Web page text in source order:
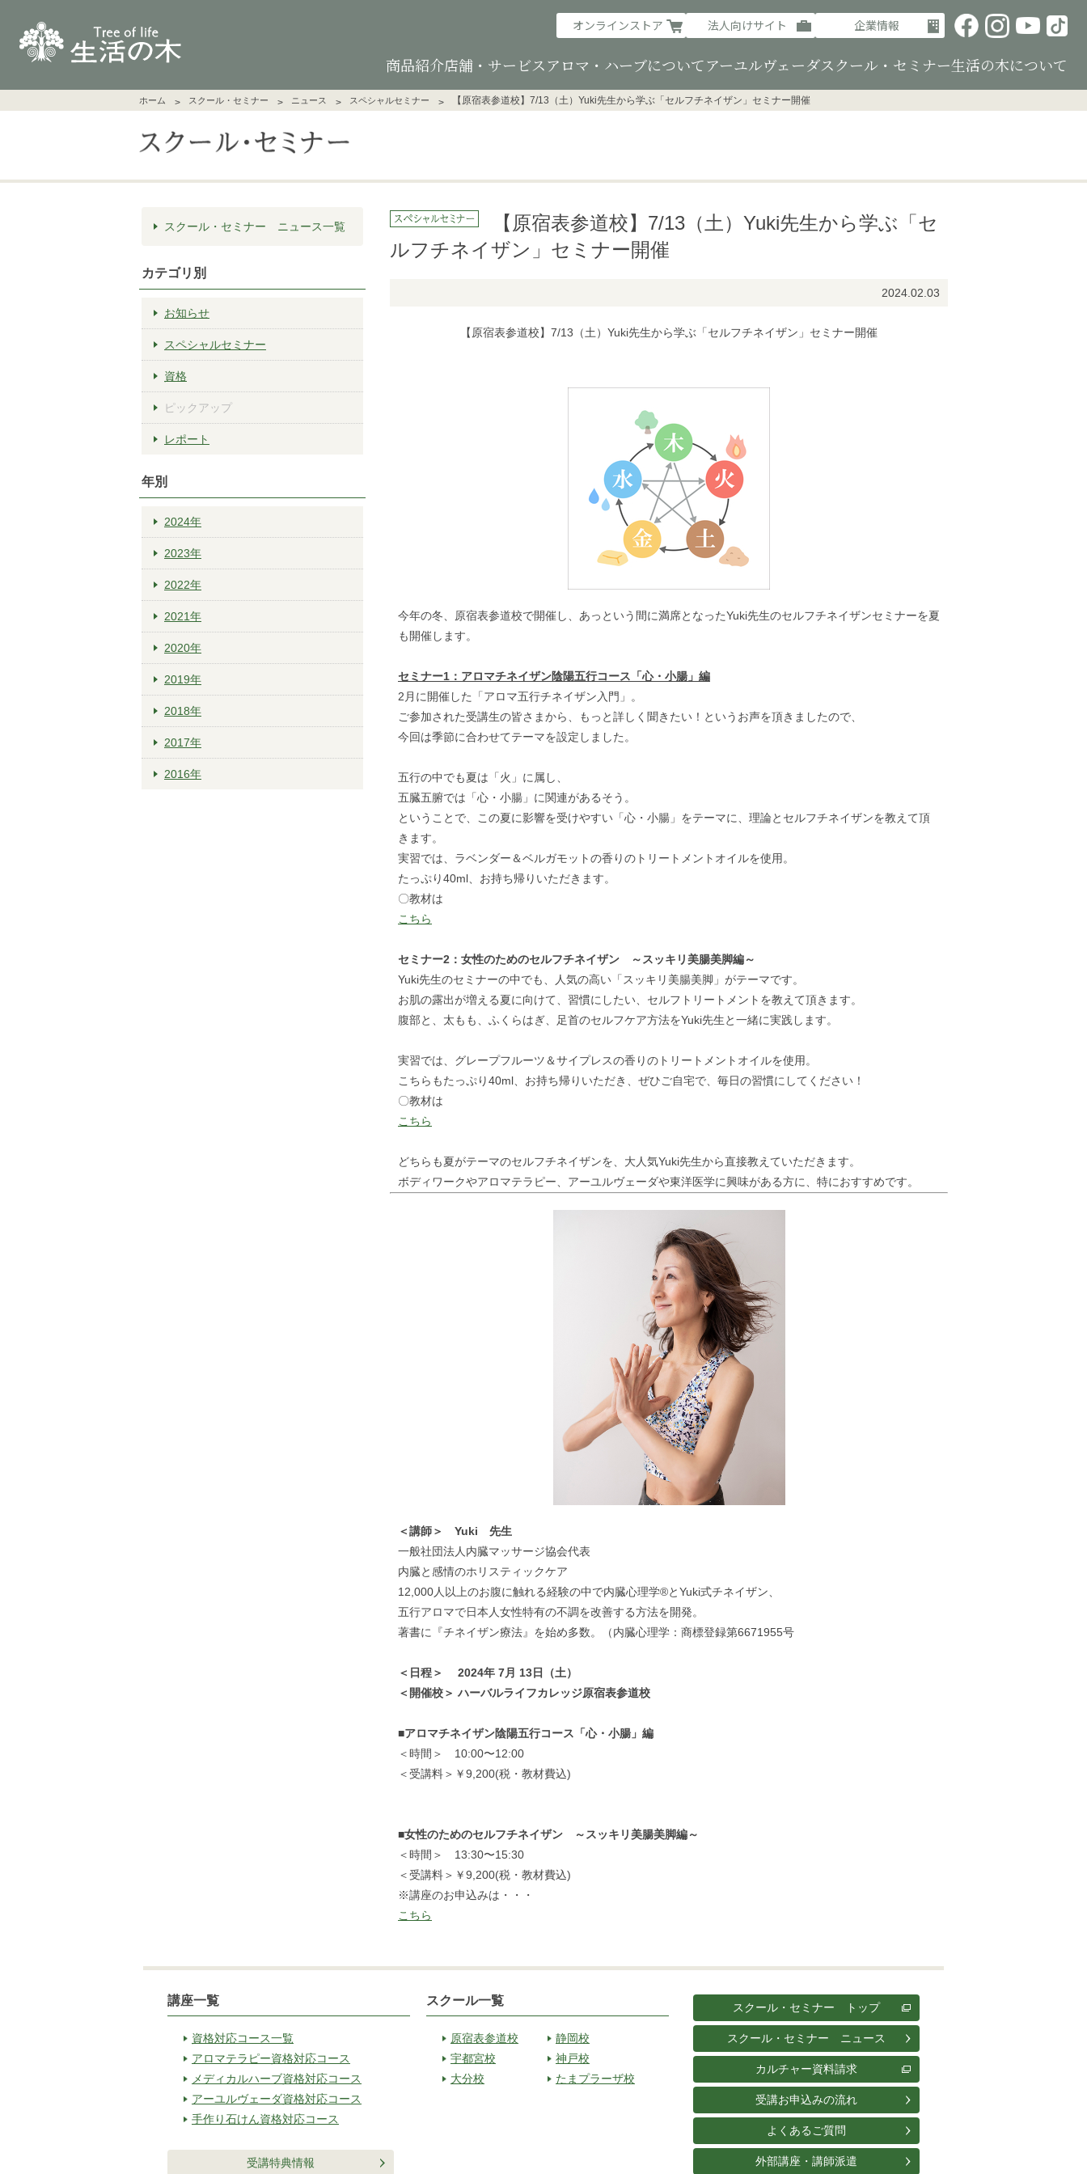
商品紹介店舗・サービスアロマ・ハーブについてアーユルヴェーダスクール・セミナー生活の木について
オンラインストア 法人向けサイト 企業情報
ホーム スクール・セミナー ニュース スペシャルセミナー 【原宿表参道校】7/13（土）Yuki先生から学ぶ「セルフチネイザン」セミナー開催
【原宿表参道校】7/13（土）Yuki先生から学ぶ「セ
ルフチネイザン」セミナー開催
2024.02.03
【原宿表参道校】7/13（土）Yuki先生から学ぶ「セルフチネイザン」セミナー開催
今年の冬、原宿表参道校で開催し、あっという間に満席となったYuki先生のセルフチネイザンセミナーを夏
も開催します。
セミナー1：アロマチネイザン陰陽五行コース「心・小腸」編
2月に開催した「アロマ五行チネイザン入門」。
ご参加された受講生の皆さまから、もっと詳しく聞きたい！というお声を頂きましたので、
今回は季節に合わせてテーマを設定しました。
五行の中でも夏は「火」に属し、
五臓五腑では「心・小腸」に関連があるそう。
ということで、この夏に影響を受けやすい「心・小腸」をテーマに、理論とセルフチネイザンを教えて頂
きます。
実習では、ラベンダー＆ベルガモットの香りのトリートメントオイルを使用。
たっぷり40ml、お持ち帰りいただきます。
〇教材は
こちら
セミナー2：女性のためのセルフチネイザン ～スッキリ美腸美脚編～
Yuki先生のセミナーの中でも、人気の高い「スッキリ美腸美脚」がテーマです。
お肌の露出が増える夏に向けて、習慣にしたい、セルフトリートメントを教えて頂きます。
腹部と、太もも、ふくらはぎ、足首のセルフケア方法をYuki先生と一緒に実践します。
実習では、グレープフルーツ＆サイプレスの香りのトリートメントオイルを使用。
こちらもたっぷり40ml、お持ち帰りいただき、ぜひご自宅で、毎日の習慣にしてください！
〇教材は
こちら
どちらも夏がテーマのセルフチネイザンを、大人気Yuki先生から直接教えていただきます。
ボディワークやアロマテラピー、アーユルヴェーダや東洋医学に興味がある方に、特におすすめです。
＜講師＞ Yuki 先生
一般社団法人内臓マッサージ協会代表
内臓と感情のホリスティックケア
12,000人以上のお腹に触れる経験の中で内臓心理学®とYuki式チネイザン、
五行アロマで日本人女性特有の不調を改善する方法を開発。
著書に『チネイザン療法』を始め多数。（内臓心理学：商標登録第6671955号
＜日程＞ 2024年 7月 13日（土）
＜開催校＞ ハーバルライフカレッジ原宿表参道校
■アロマチネイザン陰陽五行コース「心・小腸」編
＜時間＞ 10:00〜12:00
＜受講料＞￥9,200(税・教材費込)
■女性のためのセルフチネイザン ～スッキリ美腸美脚編～
＜時間＞ 13:30〜15:30
＜受講料＞￥9,200(税・教材費込)
※講座のお申込みは・・・
こちら
スクール・セミナー ニュース一覧
カテゴリ別
お知らせ
スペシャルセミナー
資格
ピックアップ
レポート
年別
2024年
2023年
2022年
2021年
2020年
2019年
2018年
2017年
2016年
講座一覧
資格対応コース一覧
アロマテラピー資格対応コース
メディカルハーブ資格対応コース
アーユルヴェーダ資格対応コース
手作り石けん資格対応コース
受講特典情報
スクール一覧
原宿表参道校
静岡校
宇都宮校
神戸校
大分校
たまプラーザ校
スクール・セミナー トップ
スクール・セミナー ニュース
カルチャー資料請求
受講お申込みの流れ
よくあるご質問
外部講座・講師派遣